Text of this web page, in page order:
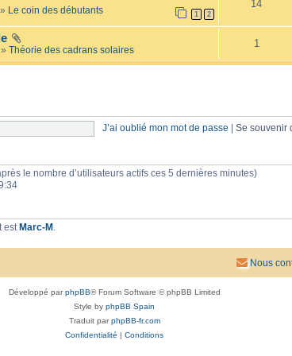
i
l
e
l
a
i
s
1 2
» Le coin des débutants
14
» Théorie des cadrans solaires
1
J’ai oublié mon mot de passe Se souvenir
le nombre d’utilisateurs actifs ces 5 dernières minutes)
est Marc-M
Nous
Développé parphpBB® Forum Software © phpBB Limited
Style by phpBB Spain
Traduit parphpBB-fr.com
Confidentialité | Conditions